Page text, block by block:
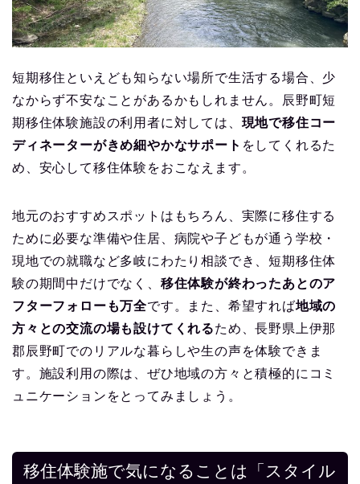
短期移住といえども知らない場所で生活する場合、少
なからず不安なことがあるかもしれません。辰野町短
期移住体験施設の利用者に対しては、 現地で移住コー
ディネーターがきめ細やかなサポート をしてくれるた
め、安心して移住体験をおこなえます。
地元のおすすめスポットはもちろん、実際に移住する
ために必要な準備や住居、病院や子どもが通う学校・
現地での就職など多岐にわたり相談でき、短期移住体
験の期間中だけでなく、 移住体験が終わったあとのア
フターフォローも万全です。また、希望すれば地域の
方々との交流の場も設けてくれるため、長野県上伊那
郡辰野町でのリアルな暮らしや生の声を体験できま
す。施設利用の際は、ぜひ地域の方々と積極的にコミ
ュニケーションをとってみましょう。
移住体験施で気になることは「スタイル